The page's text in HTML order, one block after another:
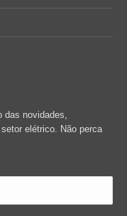
das novidades,
elétrico. Não perca